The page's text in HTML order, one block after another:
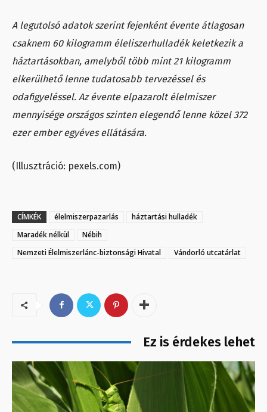
A legutolsó adatok szerint fejenként évente átlagosan
csaknem 60 kilogramm éleliszerhulladék keletkezik a
háztartásokban, amelyből több mint 21 kilogramm
elkerülhető lenne tudatosabb tervezéssel és
odafigyeléssel. Az évente elpazarolt élelmiszer
mennyisége országos szinten elegendő lenne közel 372
ezer ember egyéves ellátására.
(Illusztráció: pexels.com)
CÍMKÉK élelmiszerpazarlás
háztartási hulladék
Maradék nélkül
Nébih
Nemzeti Élelmiszerlánc-biztonsági Hivatal
Vándorló utcatárlat
Ez is érdekes lehet